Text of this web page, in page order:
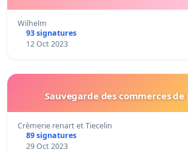
Wilhelm
93 signatures
12 Oct 2023
Sauvegarde des commerces
Crèmerie renart et Tiecelin
89 signatures
29 Oct 2023